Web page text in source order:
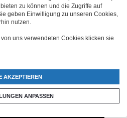
mit eigenem Foto, einen
Namensmotiv
Tool legst du fest, was auf
Lass deiner Kreativität freien
konntest, werden wir sie
bedrucken.
zu können und die Zugriffe auf
geben Einwilligung zu unseren Cookies,
nutzen.
uns verwendeten Cookies klicken sie
AKZEPTIEREN
ANPASSEN